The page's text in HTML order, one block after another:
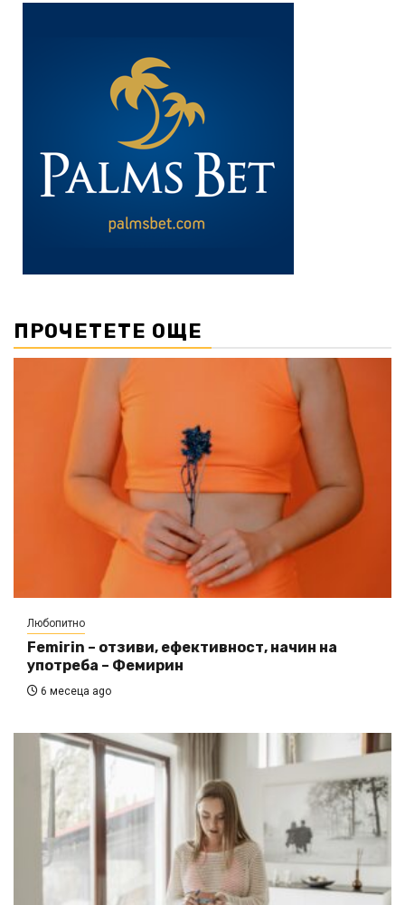
ПРОЧЕТЕТЕ ОЩЕ
Любопитно
Femirin – отзиви, ефективност, начин на
употреба – Фемирин
6 месеца ago